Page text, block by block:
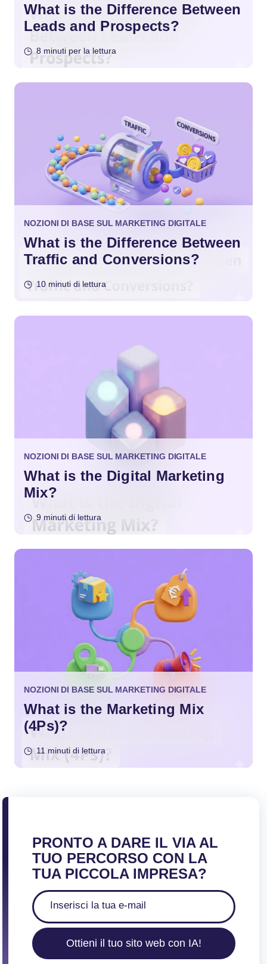
What is the Difference Between
Leads and Prospects?
8 minuti per la lettura
NOZIONI DI BASE SUL MARKETING DIGITALE
What is the Difference Between
Traffic and Conversions?
10 minuti di lettura
NOZIONI DI BASE SUL MARKETING DIGITALE
What is the Digital Marketing
Mix?
9 minuti di lettura
NOZIONI DI BASE SUL MARKETING DIGITALE
What is the Marketing Mix
(4Ps)?
11 minuti di lettura
PRONTO A DARE IL VIA AL
TUO PERCORSO CON LA
TUA PICCOLA IMPRESA?
Ottieni il tuo sito web con IA!